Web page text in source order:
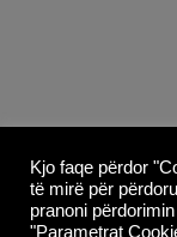
Copyright ©
Kjo faqe përdor
të mirë për
pranoni
"Parametrat